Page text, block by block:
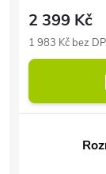
2 399 Kč
1 983 Kč bez